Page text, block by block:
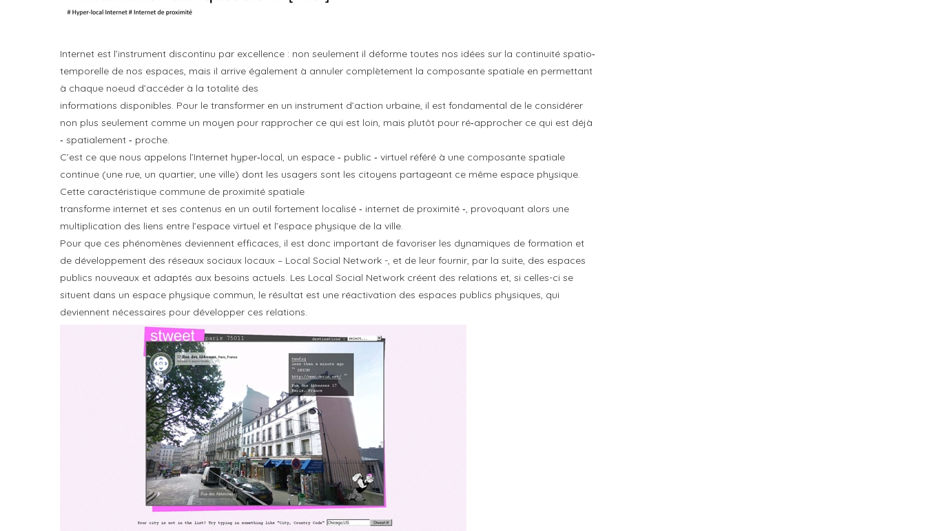
Internet est l’instrument discontinu par excellence : non seulement il déforme toutes nos idées sur la continuité spatio‐
temporelle de nos espaces, mais il arrive également à annuler complètement la composante spatiale en permettant
à chaque noeud d’accéder à la totalité des
informations disponibles. Pour le transformer en un instrument d’action urbaine, il est fondamental de le considérer
non plus seulement comme un moyen pour rapprocher ce qui est loin, mais plutôt pour ré‐approcher ce qui est déjà
‐ spatialement ‐ proche.
C’est ce que nous appelons l’Internet hyper‐local, un espace ‐ public ‐ virtuel référé à une composante spatiale
continue (une rue, un quartier, une ville) dont les usagers sont les citoyens partageant ce même espace physique.
Cette caractéristique commune de proximité spatiale
transforme internet et ses contenus en un outil fortement localisé ‐ internet de proximité ‐, provoquant alors une
multiplication des liens entre l’espace virtuel et l’espace physique de la ville.
Pour que ces phénomènes deviennent efficaces, il est donc important de favoriser les dynamiques de formation et
de développement des réseaux sociaux locaux – Local Social Network -, et de leur fournir, par la suite, des espaces
publics nouveaux et adaptés aux besoins actuels. Les Local Social Network créent des relations et, si celles-ci se
situent dans un espace physique commun, le résultat est une réactivation des espaces publics physiques, qui
deviennent nécessaires pour développer ces relations.